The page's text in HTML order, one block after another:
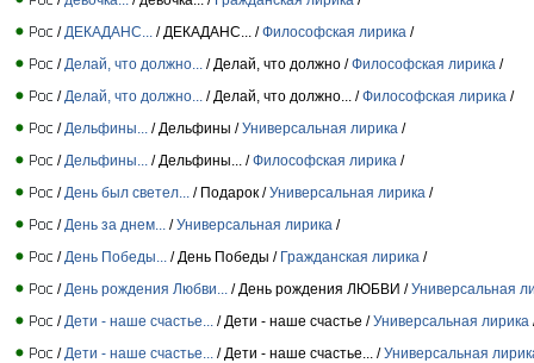
/ ДЕКАДАНС... / ДЕКАДАНС... /Философская лирика /
/ Делай, что должно... / Делай, что должно /Философская лирика /
/ Делай, что должно... / Делай, что должно... /Философская лирика /
/ Дельфины... / Дельфины /Универсальная лирика /
/ Дельфины... / Дельфины... /Философская лирика /
/ День был светел... / Подарок /Универсальная лирика /
/ День за днем... /Универсальная лирика /
/ День Победы... / День Победы / Гражданская лирика /
/ День рождения Любви... / День рождения ЛЮБВИ /Универсальная
/ Дети - наше счастье... / Дети - наше счастье /Универсальная лирика
/ Дети - наше счастье... / Дети - наше счастье... /Универсальная